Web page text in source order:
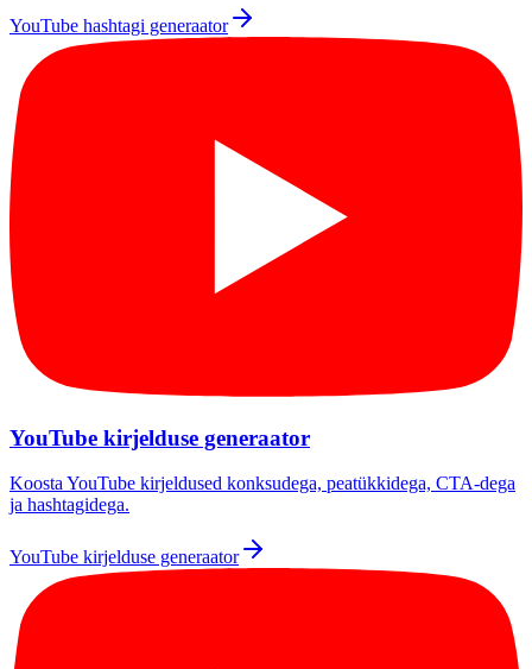
YouTube hashtagi generaator
YouTube kirjelduse generaator
Koosta YouTube kirjeldused konksudega, peatükkidega, CTA-dega
ja hashtagidega.
YouTube kirjelduse generaator